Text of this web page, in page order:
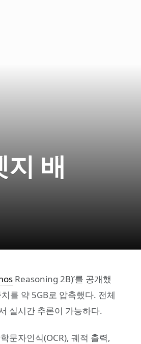
지 배
Reasoning 2B)’를 공개했
를 약 5GB로 압축했다. 전체
실시간 추론이 가능하다.
문자인식(OCR), 궤적 출력,